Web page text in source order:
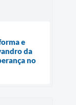
e
da
no